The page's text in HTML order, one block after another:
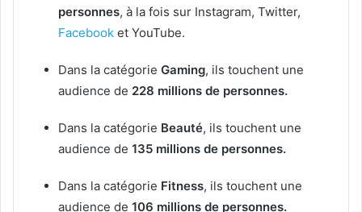
personnes, à la fois sur Instagram, Twitter,
Facebook et YouTube.
Dans la catégorie Gaming, ils touchent une
audience de 228 millions de personnes.
Dans la catégorie Beauté, ils touchent une
audience de 135 millions de personnes.
Dans la catégorie Fitness, ils touchent une
audience de 106 millions de personnes.